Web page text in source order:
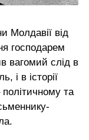
Молдавії від
господарем
вагомий слід в
і в історії
та